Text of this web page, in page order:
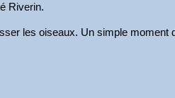
Riverin.
les oiseaux. Un simple moment